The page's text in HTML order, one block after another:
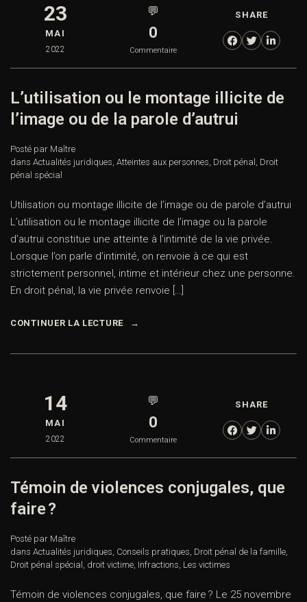
23
MAI
2022
💬
0
Commentaire
SHARE
L’utilisation ou le montage illicite de
l’image ou de la parole d’autrui
Posté par Maître
dans Actualités juridiques, Atteintes aux personnes, Droit pénal , Droit
pénal spécial
Utilisation ou montage illicite de l’image ou de parole d’autrui
L’utilisation ou le montage illicite de l’image ou la parole
d’autrui constitue une atteinte à l’intimité de la vie privée.
Lorsque l’on parle d’intimité, on renvoie à ce qui est
strictement personnel, intime et intérieur chez une personne.
En droit pénal, la vie privée renvoie […]
CONTINUER LA LECTURE
14
MAI
2022
💬
0
Commentaire
SHARE
Témoin de violences conjugales, que
faire ?
Posté par Maître
dans Actualités juridiques, Conseils pratiques, Droit pénal de la famille,
Droit pénal spécial , droit victime, Infractions, Les victimes
Témoin de violences conjugales, que faire ? Le 25 novembre